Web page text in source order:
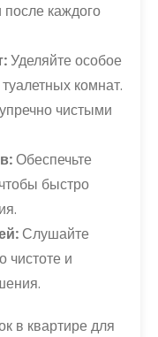
после каждого
Уделяйте особое
комнат.
чистыми
Обеспечьте
быстро
Слушайте
чистоте и
в квартире для